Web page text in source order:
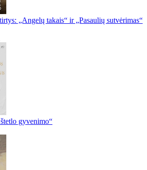
„Angelų takais“ ir „Pasaulių sutvėrimas“
gyvenimo“